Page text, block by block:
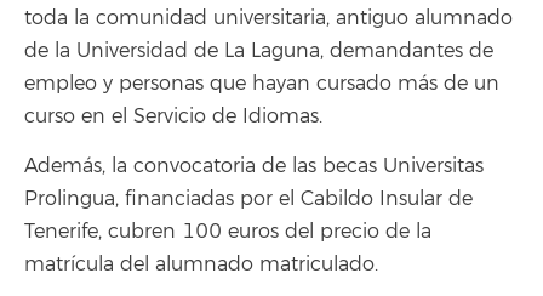
toda la comunidad universitaria, antiguo alumnado
de la Universidad de La Laguna, demandantes de
empleo y personas que hayan cursado más de un
curso en el Servicio de Idiomas.
Además, la convocatoria de las becas Universitas
Prolingua, financiadas por el Cabildo Insular de
Tenerife, cubren 100 euros del precio de la
matrícula del alumnado matriculado.